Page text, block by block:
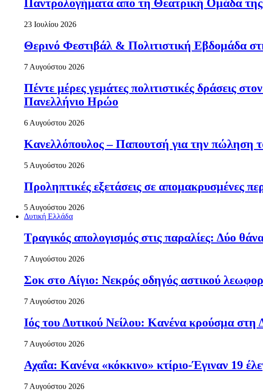
Παντρολογήματα απο τη Θεατρική Ομάδα
23 Ιουλίου 2026
Θερινό Φεστιβάλ & Πολιτιστική Εβδομάδα
7 Αυγούστου 2026
Πέντε μέρες γεμάτες πολιτιστικές
Πανελλήνιο Ηρώο
6 Αυγούστου 2026
Κανελλόπουλος – Παπουτσή για την πώληση
5 Αυγούστου 2026
Προληπτικές εξετάσεις σε απομακρυσμένες
5 Αυγούστου 2026
Δυτική Ελλάδα
Τραγικός απολογισμός στις παραλίες: Δύο
7 Αυγούστου 2026
Σοκ στο Αίγιο: Νεκρός οδηγός αστικού
7 Αυγούστου 2026
Ιός του Δυτικού Νείλου: Κανένα κρούσμα
7 Αυγούστου 2026
Αχαΐα: Κανένα «κόκκινο» κτίριο-Έγιναν 19
7 Αυγούστου 2026